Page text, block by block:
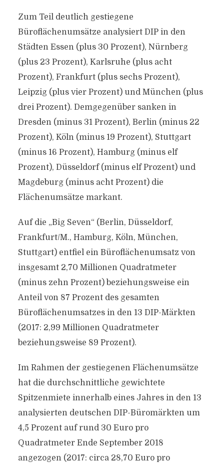
Zum Teil deutlich gestiegene
Büroflächenumsätze analysiert DIP in den
Städten Essen (plus 30 Prozent), Nürnberg
(plus 23 Prozent), Karlsruhe (plus acht
Prozent), Frankfurt (plus sechs Prozent),
Leipzig (plus vier Prozent) und München (plus
drei Prozent). Demgegenüber sanken in
Dresden (minus 31 Prozent), Berlin (minus 22
Prozent), Köln (minus 19 Prozent), Stuttgart
(minus 16 Prozent), Hamburg (minus elf
Prozent), Düsseldorf (minus elf Prozent) und
Magdeburg (minus acht Prozent) die
Flächenumsätze markant.
Auf die „Big Seven“ (Berlin, Düsseldorf,
Frankfurt/M., Hamburg, Köln, München,
Stuttgart) entfiel ein Büroflächenumsatz von
insgesamt 2,70 Millionen Quadratmeter
(minus zehn Prozent) beziehungsweise ein
Anteil von 87 Prozent des gesamten
Büroflächenumsatzes in den 13 DIP-Märkten
(2017: 2,99 Millionen Quadratmeter
beziehungsweise 89 Prozent).
Im Rahmen der gestiegenen Flächenumsätze
hat die durchschnittliche gewichtete
Spitzenmiete innerhalb eines Jahres in den 13
analysierten deutschen DIP-Büromärkten um
4,5 Prozent auf rund 30 Euro pro
Quadratmeter Ende September 2018
angezogen (2017: circa 28,70 Euro pro